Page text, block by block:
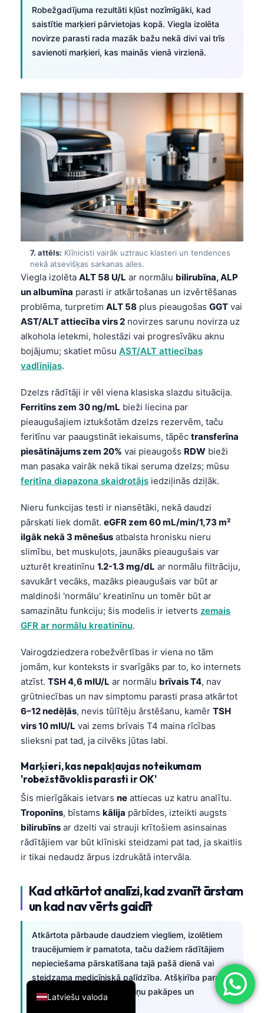
Robežgadījuma rezultāti kļūst nozīmīgāki, kad
saistītie marķieri pārvietojas kopā. Viegla izolēta
novirze parasti rada mazāk bažu nekā divi vai trīs
savienoti marķieri, kas mainās vienā virzienā.
7. attēls: Klīnicisti vairāk uztrauc klasteri un tendences
nekā atsevišķas sarkanas ailes.
Viegla izolēta ALT 58 U/L ar normālu bilirubīna, ALP
un albumīna parasti ir atkārtošanas un izvērtēšanas
problēma, turpretim ALT 58 plus pieaugošas GGT vai
AST/ALT attiecība virs 2 novirzes sarunu novirza uz
alkohola ietekmi, holestāzi vai progresīvāku aknu
bojājumu; skatiet mūsu AST/ALT attiecības
vadlīnijas.
Dzelzs rādītāji ir vēl viena klasiska slazdu situācija.
Ferritīns zem 30 ng/mL bieži liecina par
pieaugušajiem iztukšotām dzelzs rezervēm, taču
feritīnu var paaugstināt iekaisums, tāpēc transferīna
piesātinājums zem 20% vai pieaugošs RDW bieži
man pasaka vairāk nekā tikai seruma dzelzs; mūsu
feritīna diapazona skaidrotājs iedziļinās dziļāk.
Nieru funkcijas testi ir niansētāki, nekā daudzi
pārskati liek domāt. eGFR zem 60 mL/min/1,73 m²
ilgāk nekā 3 mēnešus atbalsta hronisku nieru
slimību, bet muskuļots, jaunāks pieaugušais var
uzturēt kreatinīnu 1.2-1.3 mg/dL ar normālu filtrāciju,
savukārt vecāks, mazāks pieaugušais var būt ar
maldinoši 'normālu' kreatinīnu un tomēr būt ar
samazinātu funkciju; šis modelis ir ietverts zemais
GFR ar normālu kreatinīnu.
Vairogdziedzera robežvērtības ir viena no tām
jomām, kur konteksts ir svarīgāks par to, ko internets
atzīst. TSH 4,6 mIU/L ar normālu brīvais T4, nav
grūtniecības un nav simptomu parasti prasa atkārtot
6–12 nedēļās, nevis tūlītēju ārstēšanu, kamēr TSH
virs 10 mIU/L vai zems brīvais T4 maina rīcības
slieksni pat tad, ja cilvēks jūtas labi.
Marķieri, kas nepakļaujas noteikumam
'robežstāvoklis parasti ir OK'
Šis mierīgākais ietvars ne attiecas uz katru analītu.
Troponīns, bīstams kālija pārbīdes, izteikti augsts
bilirubīns ar dzelti vai strauji krītošiem asinsainas
rādītājiem var būt klīniski steidzami pat tad, ja skaitlis
ir tikai nedaudz ārpus izdrukātā intervāla.
Kad atkārtot analīzi, kad zvanīt ārstam
un kad nav vērts gaidīt
Atkārtota pārbaude daudziem viegliem, izolētiem
traucējumiem ir pamatota, taču dažiem rādītājiem
nepieciešama pārskatīšana tajā pašā dienā vai
steidzama medicīniskā palīdzība. Atšķirība parasti
ir atkarīga no analīta, izmaiņu pakāpes un
Latviešu valoda
English
Deutsch
العربية
עִבְרִית
Español
Português
Türkçe
Română
简体中文
فارسی
Български
Nederlands
हिन्दी
Bahasa Indonesia
Հայերեն
Íslenska
Српски језик
Svenska
Bosanski
Azərbaycan dili
Eesti
Čeština
ქართული
Lietuvių kalba
Polski
한국어
Slovenščina
Magyar
Shqip
বাংলা
اردو
मराठी
తెలుగు
தமிழ்
ગુજરાતી
ಕನ್ನಡ
മലയാളം
Bahasa Melayu
Tiếng Việt
Tagalog
ភាសាខ្មែរ
Kiswahili